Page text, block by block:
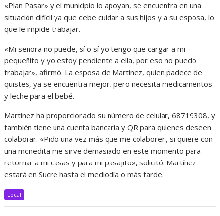
«Plan Pasar» y el municipio lo apoyan, se encuentra en una
situación difícil ya que debe cuidar a sus hijos y a su esposa, lo
que le impide trabajar.
«Mi señora no puede, sí o sí yo tengo que cargar a mi
pequeñito y yo estoy pendiente a ella, por eso no puedo
trabajar», afirmó. La esposa de Martínez, quien padece de
quistes, ya se encuentra mejor, pero necesita medicamentos
y leche para el bebé.
Martínez ha proporcionado su número de celular, 68719308, y
también tiene una cuenta bancaria y QR para quienes deseen
colaborar. «Pido una vez más que me colaboren, si quiere con
una monedita me sirve demasiado en este momento para
retornar a mi casas y para mi pasajito», solicitó. Martínez
estará en Sucre hasta el mediodía o más tarde.
Local